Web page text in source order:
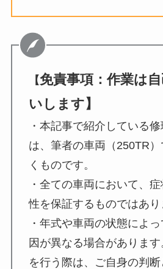
【免責事項：作業は
いします】
・本記事で紹介している
は、筆者の車両（250TR
くものです。
・全ての車両において、
性を保証するものではあり
・年式や車両の状態によ
因が異なる場合がありま
を行う際は、ご自身の判